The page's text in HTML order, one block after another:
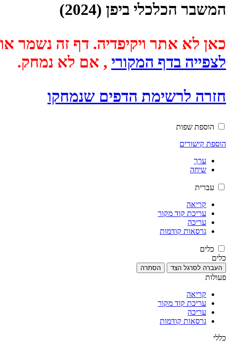
המשבר הכלכלי ביפן (2024)
כאן לא אתר ויקיפדיה. דף זה נשמר אוטומטית מכיוון
לצפייה בדף המקורי , אם לא נמחק.
חזרה לרשימת הדפים שנמחקו
הוספת שפות
הוספת קישורים
ערך
שיחה
עברית
קריאה
עריכת קוד מקור
עריכה
גרסאות קודמות
כלים
כלים
העברה לסרגל הצד הסתרה
פעולות
קריאה
עריכת קוד מקור
עריכה
גרסאות קודמות
כללי